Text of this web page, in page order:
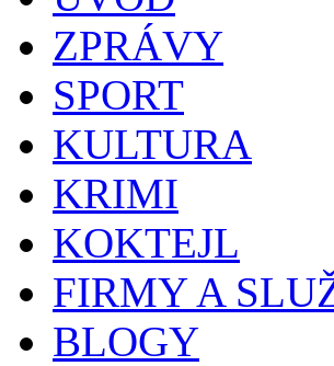
ZPRÁVY
SPORT
KULTURA
KRIMI
KOKTEJL
FIRMY A
BLOGY